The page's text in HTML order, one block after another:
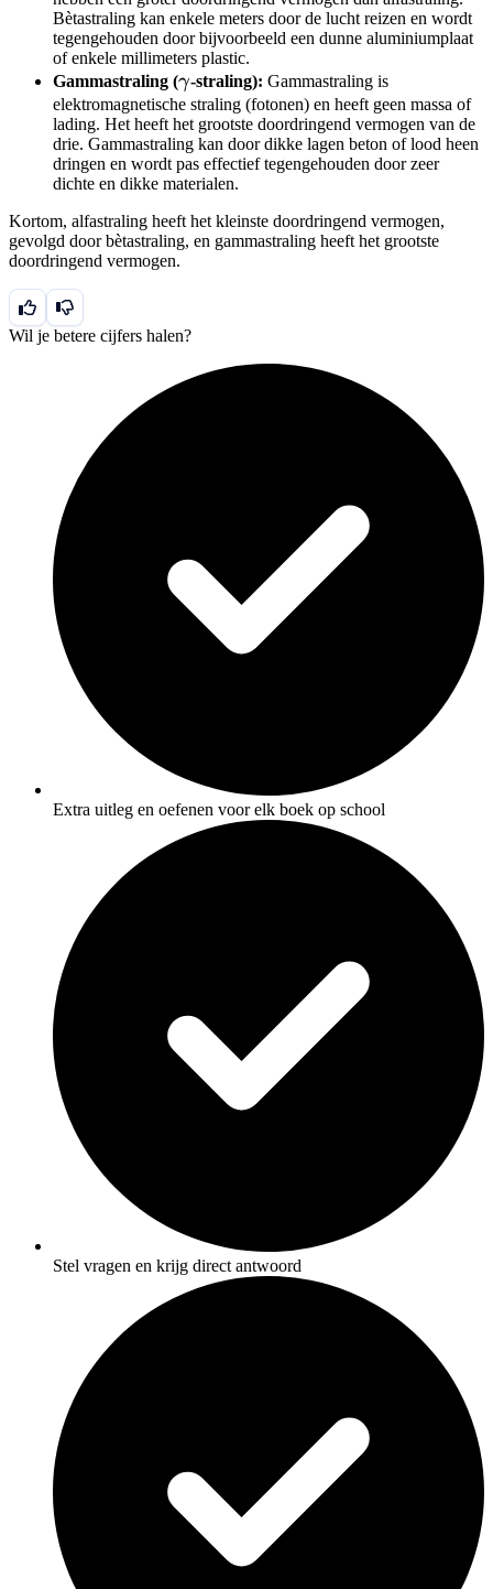
Bètastraling kan enkele meters door de lucht reizen en wordt
tegengehouden door bijvoorbeeld een dunne aluminiumplaat
of enkele millimeters plastic.
Gammastraling (\gamma
γ-straling): Gammastraling is
elektromagnetische straling (fotonen) en heeft geen massa of
lading. Het heeft het grootste doordringend vermogen van de
drie. Gammastraling kan door dikke lagen beton of lood heen
dringen en wordt pas effectief tegengehouden door zeer
dichte en dikke materialen.
Kortom, alfastraling heeft het kleinste doordringend vermogen,
gevolgd door bètastraling, en gammastraling heeft het grootste
doordringend vermogen.
Wil je betere cijfers halen?
Extra uitleg en oefenen voor elk boek op school
Stel vragen en krijg direct antwoord